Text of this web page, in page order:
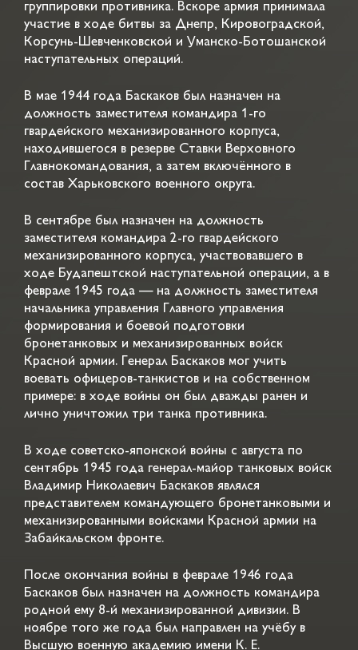
группировки противника. Вскоре армия принимала
участие в ходе битвы за Днепр, Кировоградской,
Корсунь-Шевченковской и Уманско-Ботошанской
наступательных операций.
В мае 1944 года Баскаков был назначен на
должность заместителя командира 1-го
гвардейского механизированного корпуса,
находившегося в резерве Ставки Верховного
Главнокомандования, а затем включённого в
состав Харьковского военного округа.
В сентябре был назначен на должность
заместителя командира 2-го гвардейского
механизированного корпуса, участвовавшего в
ходе Будапештской наступательной операции, а в
феврале 1945 года — на должность заместителя
начальника управления Главного управления
формирования и боевой подготовки
бронетанковых и механизированных войск
Красной армии. Генерал Баскаков мог учить
воевать офицеров-танкистов и на собственном
примере: в ходе войны он был дважды ранен и
лично уничтожил три танка противника.
В ходе советско-японской войны с августа по
сентябрь 1945 года генерал-майор танковых войск
Владимир Николаевич Баскаков являлся
представителем командующего бронетанковыми и
механизированными войсками Красной армии на
Забайкальском фронте.
После окончания войны в феврале 1946 года
Баскаков был назначен на должность командира
родной ему 8-й механизированной дивизии. В
ноябре того же года был направлен на учёбу в
Высшую военную академию имени К. Е.